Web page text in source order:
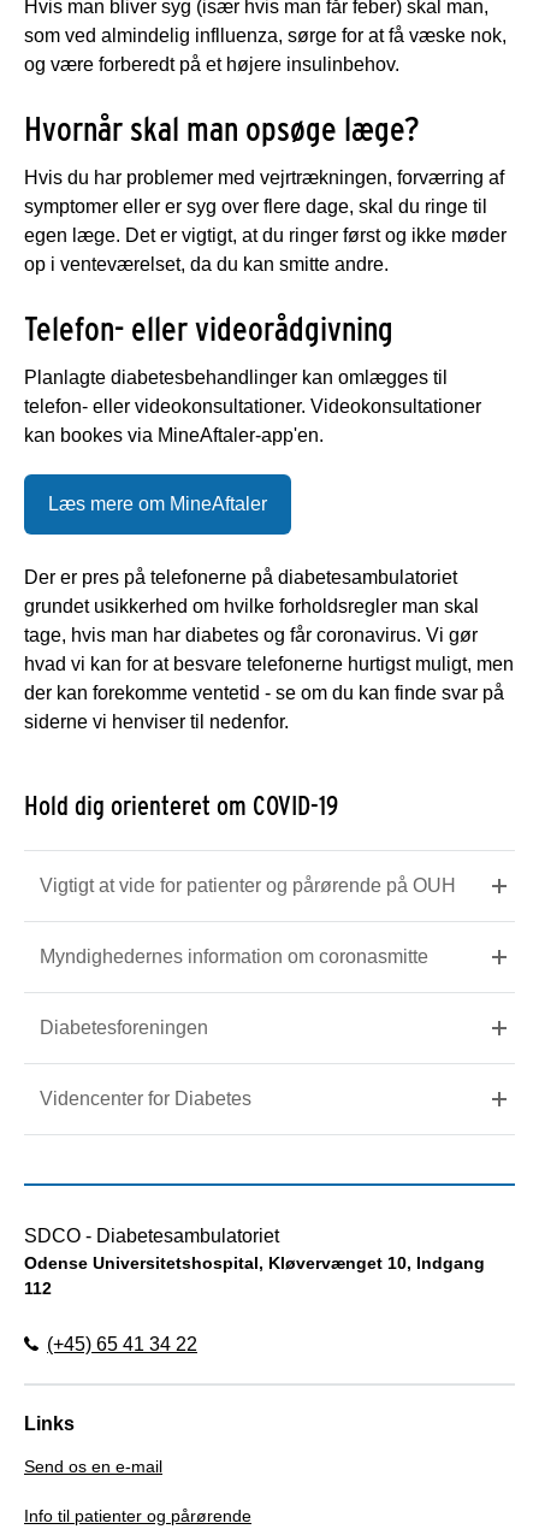
Hvis man bliver syg (især hvis man får feber) skal man,
som ved almindelig inflluenza, sørge for at få væske nok,
og være forberedt på et højere insulinbehov.
Hvornår skal man opsøge læge?
Hvis du har problemer med vejrtrækningen, forværring af
symptomer eller er syg over flere dage, skal du ringe til
egen læge. Det er vigtigt, at du ringer først og ikke møder
op i venteværelset, da du kan smitte andre.
Telefon- eller videorådgivning
Planlagte diabetesbehandlinger kan omlægges til
telefon- eller videokonsultationer. Videokonsultationer
kan bookes via MineAftaler-app'en.
Læs mere om MineAftaler
Der er pres på telefonerne på diabetesambulatoriet
grundet usikkerhed om hvilke forholdsregler man skal
tage, hvis man har diabetes og får coronavirus. Vi gør
hvad vi kan for at besvare telefonerne hurtigst muligt, men
der kan forekomme ventetid - se om du kan finde svar på
siderne vi henviser til nedenfor.
Hold dig orienteret om COVID-19
Vigtigt at vide for patienter og pårørende på OUH
Myndighedernes information om coronasmitte
Diabetesforeningen
Videncenter for Diabetes
Links
Send os en e-mail
Info til patienter og pårørende
SDCO - Diabetesambulatoriet
Odense Universitetshospital, Kløvervænget 10, Indgang
112
(+45) 65 41 34 22